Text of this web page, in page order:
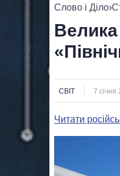
Слово і Діло›
Велика
СВІТ 7 січня
Читати